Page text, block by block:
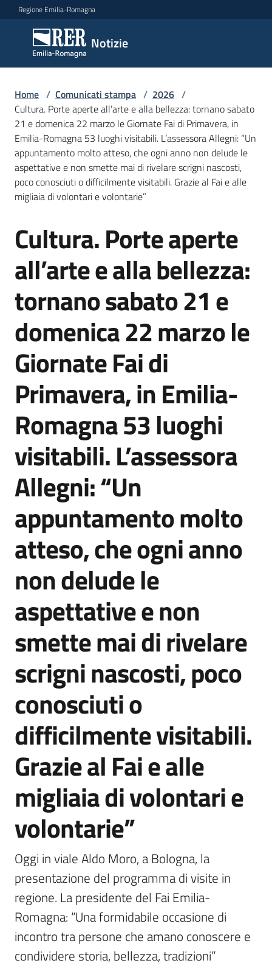
Vai al contenuto
Vai alla navigazione
Vai al footer
Regione Emilia-Romagna
Notizie
Notizie
Comunicati
stampa
Menu selezionato
Cerca
un
comunicato
Risorse
Agenzia
di
informazione
e
comunicazione
Seguici
su
Home / Comunicati stampa / 2026 /
Cultura. Porte aperte all’arte e alla bellezza: tornano sabato
21 e domenica 22 marzo le Giornate Fai di Primavera, in
Emilia-Romagna 53 luoghi visitabili. L’assessora Allegni: “Un
appuntamento molto atteso, che ogni anno non delude le
aspettative e non smette mai di rivelare scrigni nascosti,
poco conosciuti o difficilmente visitabili. Grazie al Fai e alle
migliaia di volontari e volontarie”
Salta al contenuto
Cultura. Porte aperte
all’arte e alla bellezza:
tornano sabato 21 e
domenica 22 marzo le
Giornate Fai di
Primavera, in Emilia-
Romagna 53 luoghi
visitabili. L’assessora
Allegni: “Un
appuntamento molto
atteso, che ogni anno
non delude le
aspettative e non
smette mai di rivelare
scrigni nascosti, poco
conosciuti o
difficilmente visitabili.
Grazie al Fai e alle
migliaia di volontari e
volontarie”
Oggi in viale Aldo Moro, a Bologna, la
presentazione del programma di visite in
regione. La presidente del Fai Emilia-
Romagna: “Una formidabile occasione di
incontro tra persone che amano conoscere e
condividere storia, bellezza, tradizioni”